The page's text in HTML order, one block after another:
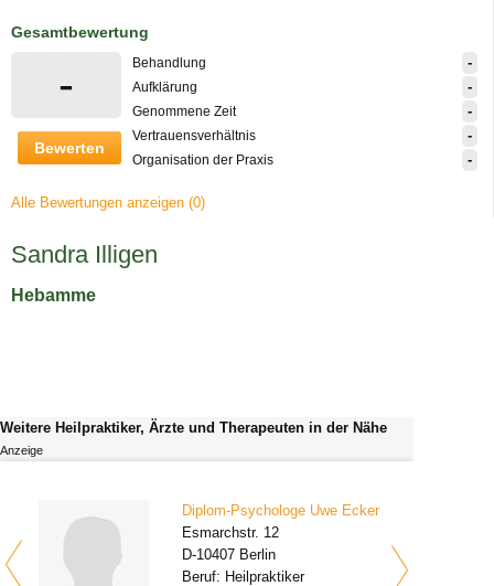
Gesamtbewertung
-
Bewerten
Behandlung -
Aufklärung -
Genommene Zeit -
Vertrauensverhältnis -
Organisation der Praxis -
Alle Bewertungen anzeigen (0)
Sandra Illigen
Hebamme
Weitere Heilpraktiker, Ärzte und Therapeuten in der Nähe
Anzeige
Diplom-Psychologe Uwe Ecker
Esmarchstr. 12
D-10407 Berlin
Beruf: Heilpraktiker